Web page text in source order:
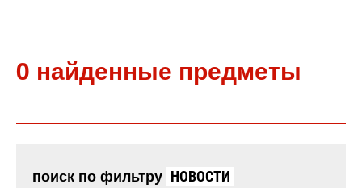
0 найденные предметы
поиск по фильтру НОВОСТИ